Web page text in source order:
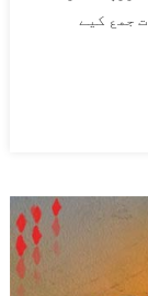
’’جوکر‘‘ کےجمع کیے